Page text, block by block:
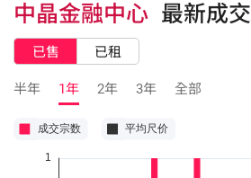
中晶金融中心 最新成交
已售 已租
半年 1年 2年 3年 全部